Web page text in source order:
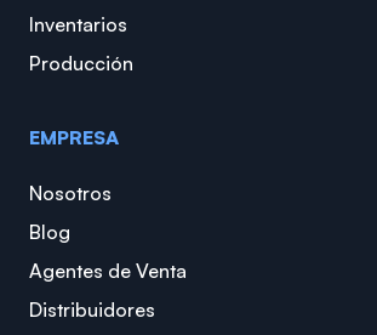
Inventarios
Producción
EMPRESA
Nosotros
Blog
Agentes de Venta
Distribuidores